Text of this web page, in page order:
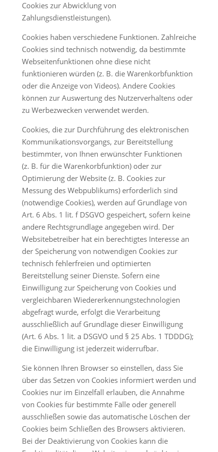
Cookies zur Abwicklung von
Zahlungsdienstleistungen).
Cookies haben verschiedene Funktionen. Zahlreiche
Cookies sind technisch notwendig, da bestimmte
Webseitenfunktionen ohne diese nicht
funktionieren würden (z. B. die Warenkorbfunktion
oder die Anzeige von Videos). Andere Cookies
können zur Auswertung des Nutzerverhaltens oder
zu Werbezwecken verwendet werden.
Cookies, die zur Durchführung des elektronischen
Kommunikationsvorgangs, zur Bereitstellung
bestimmter, von Ihnen erwünschter Funktionen
(z. B. für die Warenkorbfunktion) oder zur
Optimierung der Website (z. B. Cookies zur
Messung des Webpublikums) erforderlich sind
(notwendige Cookies), werden auf Grundlage von
Art. 6 Abs. 1 lit. f DSGVO gespeichert, sofern keine
andere Rechtsgrundlage angegeben wird. Der
Websitebetreiber hat ein berechtigtes Interesse an
der Speicherung von notwendigen Cookies zur
technisch fehlerfreien und optimierten
Bereitstellung seiner Dienste. Sofern eine
Einwilligung zur Speicherung von Cookies und
vergleichbaren Wiedererkennungstechnologien
abgefragt wurde, erfolgt die Verarbeitung
ausschließlich auf Grundlage dieser Einwilligung
(Art. 6 Abs. 1 lit. a DSGVO und § 25 Abs. 1 TDDDG);
die Einwilligung ist jederzeit widerrufbar.
Sie können Ihren Browser so einstellen, dass Sie
über das Setzen von Cookies informiert werden und
Cookies nur im Einzelfall erlauben, die Annahme
von Cookies für bestimmte Fälle oder generell
ausschließen sowie das automatische Löschen der
Cookies beim Schließen des Browsers aktivieren.
Bei der Deaktivierung von Cookies kann die